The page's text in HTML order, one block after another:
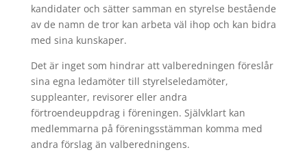
kandidater och sätter samman en styrelse bestående
av de namn de tror kan arbeta väl ihop och kan bidra
med sina kunskaper.
Det är inget som hindrar att valberedningen föreslår
sina egna ledamöter till styrelseledamöter,
suppleanter, revisorer eller andra
förtroendeuppdrag i föreningen. Självklart kan
medlemmarna på föreningsstämman komma med
andra förslag än valberedningens.